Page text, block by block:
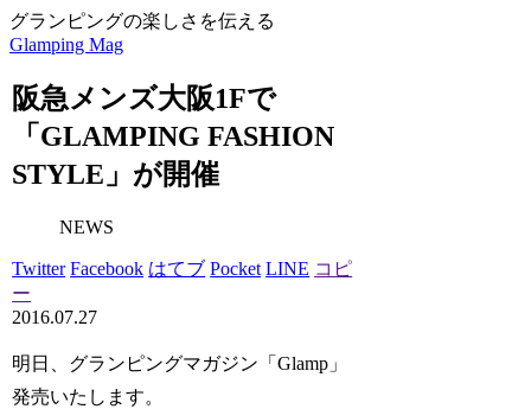
グランピングの楽しさを伝える
Glamping Mag
阪急メンズ大阪1Fで
「GLAMPING FASHION
STYLE」が開催
NEWS
Twitter Facebook はてブ Pocket LINE コピ
ー
2016.07.27
明日、グランピングマガジン「Glamp」
発売いたします。